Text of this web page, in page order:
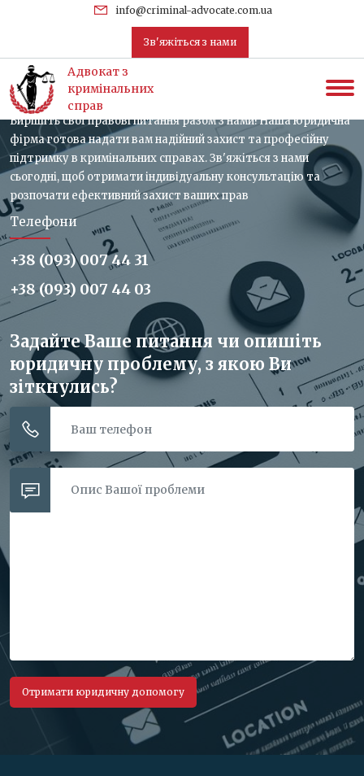
info@criminal-advocate.com.ua
Зв'яжіться з нами
Адвокат з
кримінальних
справ
Зв'яжіться з нами, отримайте
консультацію
Вирішіть свої правові питання разом з нами! Наша юридична
фірма готова надати вам надійний захист та професійну
підтримку в кримінальних справах. Зв'яжіться з нами
сьогодні, щоб отримати індивідуальну консультацію та
розпочати ефективний захист ваших прав
Телефони
+38 (093) 007 44 31
+38 (093) 007 44 03
Задайте Ваше питання чи опишіть
юридичну проблему, з якою Ви
зіткнулись?